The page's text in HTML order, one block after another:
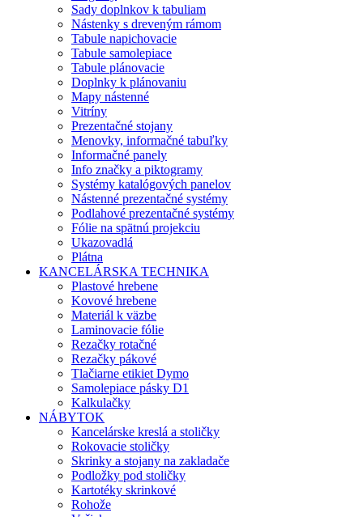
Sady doplnkov k tabuliam
Nástenky s dreveným rámom
Tabule napichovacie
Tabule samolepiace
Tabule plánovacie
Doplnky k plánovaniu
Mapy nástenné
Vitríny
Prezentačné stojany
Menovky, informačné tabuľky
Informačné panely
Info značky a piktogramy
Systémy katalógových panelov
Nástenné prezentačné systémy
Podlahové prezentačné systémy
Fólie na spätnú projekciu
Ukazovadlá
Plátna
KANCELÁRSKA TECHNIKA
Plastové hrebene
Kovové hrebene
Materiál k väzbe
Laminovacie fólie
Rezačky rotačné
Rezačky pákové
Tlačiarne etikiet Dymo
Samolepiace pásky D1
Kalkulačky
NÁBYTOK
Kancelárske kreslá a stoličky
Rokovacie stoličky
Skrinky a stojany na zakladače
Podložky pod stoličky
Kartotéky skrinkové
Rohože